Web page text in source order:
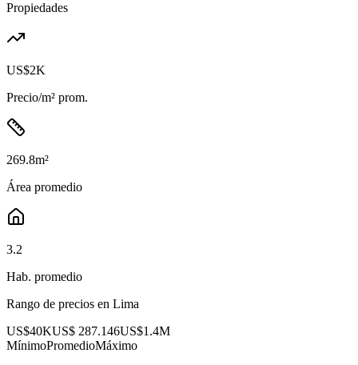
Propiedades
US$2K
Precio/m² prom.
269.8m²
Área promedio
3.2
Hab. promedio
Rango de precios en Lima
US$40KUS$ 287.146US$1.4M
MínimoPromedioMáximo